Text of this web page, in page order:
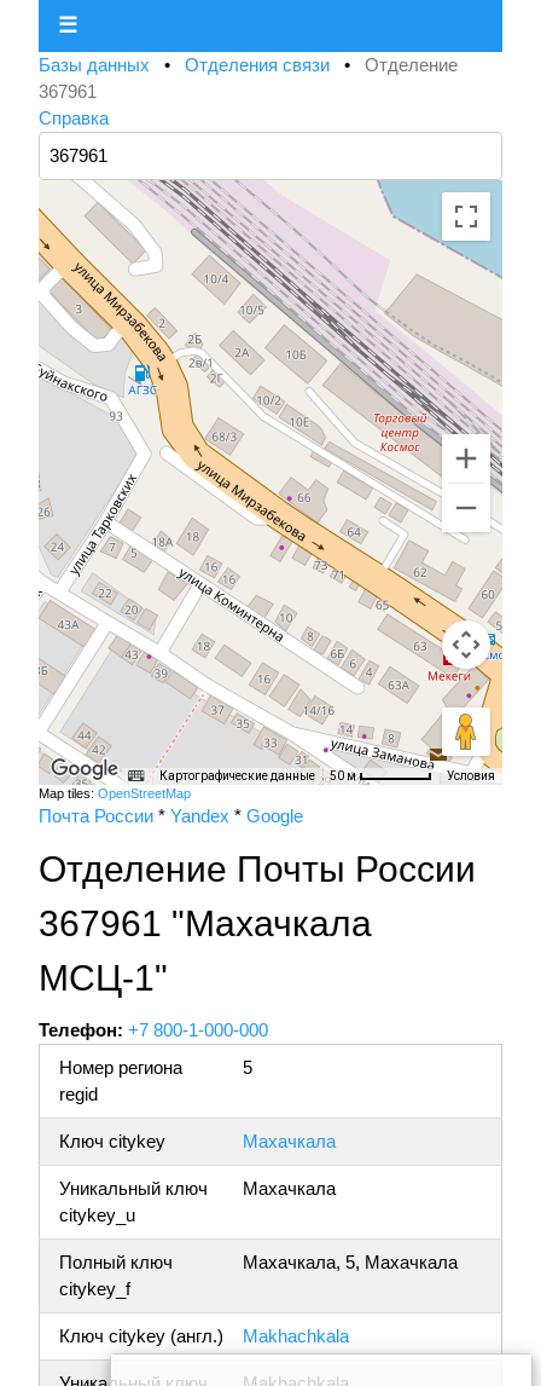
☰
Базы данных • Отделения связи • Отделение
367961
Справка
Картографические данные 50 м Условия
Map tiles: OpenStreetMap
Почта России * Yandex * Google
Отделение Почты России
367961 "Махачкала
МСЦ-1"
Телефон: +7 800-1-000-000
Номер региона
regid
5
Ключ citykey Махачкала
Уникальный ключ
citykey_u
Махачкала
Полный ключ
citykey_f
Махачкала, 5, Махачкала
Ключ citykey (англ.) Makhachkala